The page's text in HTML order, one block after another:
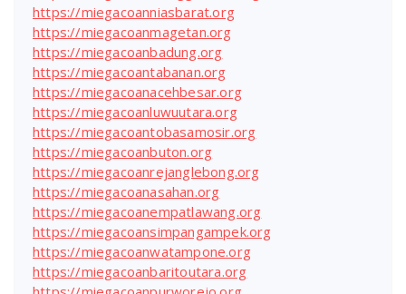
https://miegacoanniasbarat.org
https://miegacoanmagetan.org
https://miegacoanbadung.org
https://miegacoantabanan.org
https://miegacoanacehbesar.org
https://miegacoanluwuutara.org
https://miegacoantobasamosir.org
https://miegacoanbuton.org
https://miegacoanrejanglebong.org
https://miegacoanasahan.org
https://miegacoanempatlawang.org
https://miegacoansimpangampek.org
https://miegacoanwatampone.org
https://miegacoanbaritoutara.org